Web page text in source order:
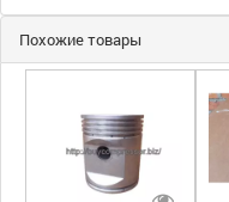
Похожие товары